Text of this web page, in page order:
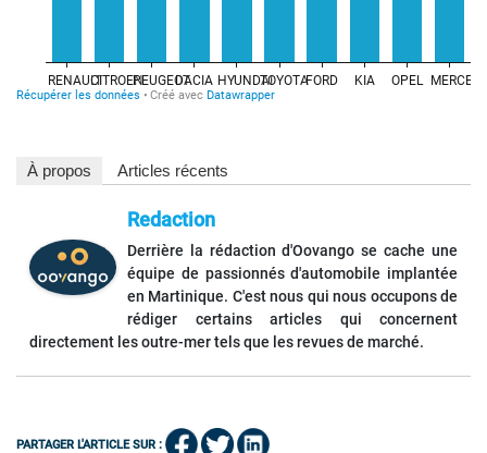
À propos Articles récents
Redaction
Derrière la rédaction d'Oovango se cache une
équipe de passionnés d'automobile implantée
en Martinique. C'est nous qui nous occupons de
rédiger certains articles qui concernent
directement les outre-mer tels que les revues de marché.
PARTAGER L'ARTICLE SUR :